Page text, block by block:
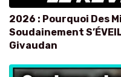
2026 : Pourquoi Des
Soudainement
Givaudan